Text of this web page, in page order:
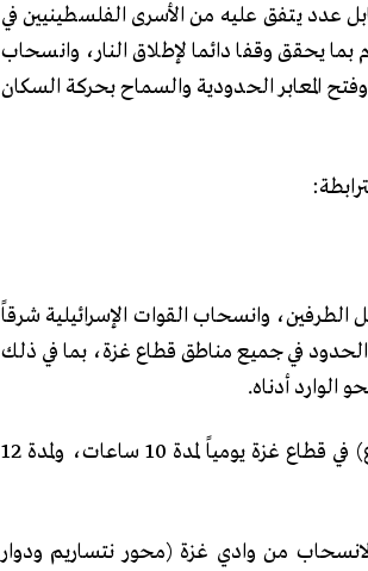
عدد يتفق عليه من الأسرى الفلسطينيين في
بما يحقق وقفا دائما لإطلاق النار، وانسحاب
المعابر الحدودية والسماح بحركة السكان
وانسحاب القوات الإسرائيلية شرقاً
الحدود في جميع مناطق قطاع غزة، بما في ذلك
الوارد أدناه.
من وادي غزة (محور نتساريم ودوار